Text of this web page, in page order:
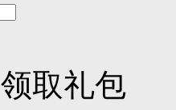
领取礼包